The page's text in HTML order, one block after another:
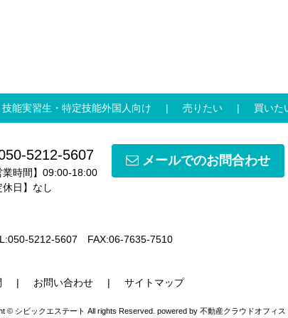
技能実習生・特定技能外国人向け 売りたい 買いた
5212-5607
業時間】09:00-18:00
休日】なし
メールでのお問合わせ
5212-5607 FAX:06-7635-7510
お問い合わせ サイトマップ
© シビックエステート All rights Reserved. powered by 不動産クラウドオフィス